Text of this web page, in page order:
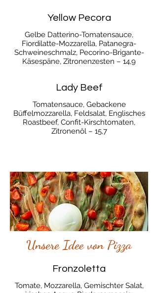
Yellow Pecora
Gelbe Datterino-Tomatensauce,
Fiordilatte-Mozzarella, Patanegra-
Schweineschmalz, Pecorino-Brigante-
Käsespäne, Zitronenzesten – 14,9
Lady Beef
Tomatensauce, Gebackene
Büffelmozzarella, Feldsalat, Englisches
Roastbeef, Confit-Kirschtomaten,
Zitronenöl – 15,7
Unsere Idee von Pizza
Fronzoletta
Tomate, Mozzarella, Gemischter Salat,